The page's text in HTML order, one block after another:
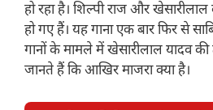
हो रहा है। शिल्पी राज और
हो गए हैं। यह गाना एक बार फिर से
गानों के मामले में खेसारीलाल यादव
जानते हैं कि आखिर माजरा क्या है।